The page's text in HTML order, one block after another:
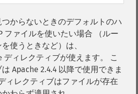
からないときのデフォルトのハ
ファイルを使いたい場合 （ルー
使うときなど）は、
ディレクティブが使えます。 こ
Apache 2.4.4 以降で使用できま
ィレクティブはファイルが存在